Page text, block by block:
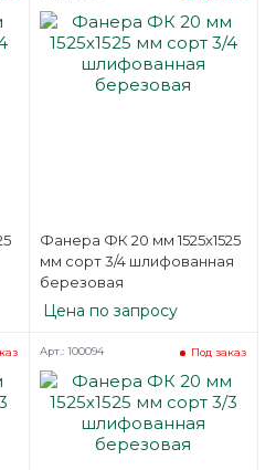
Фанера ФК 20 мм 1525х1525
мм сорт 3/4 шлифованная
березовая
Цена по запросу
Под заказ
Арт.: 100094